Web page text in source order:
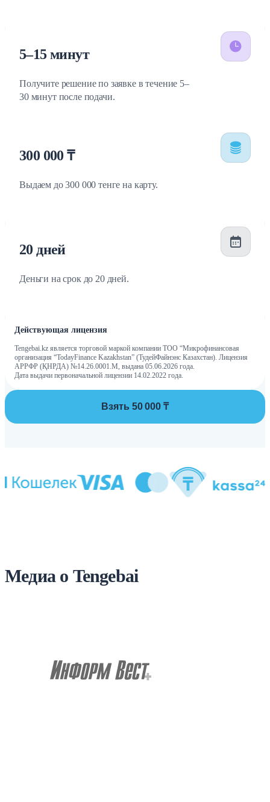
5–15 минут
Получите решение по заявке в течение 5–
30 минут после подачи.
300 000 ₸
Выдаем до 300 000 тенге на карту.
20 дней
Деньги на срок до 20 дней.
Действующая лицензия
Tengebai.kz является торговой маркой компании ТОО “Микрофинансовая
организация “TodayFinance Kazakhstan” (ТудейФайнэнс Казахстан). Лицензия
АРРФР (ҚНРДА) №14.26.0001.М, выдана 05.06.2026 года.
Дата выдачи первоначальной лицензии 14.02.2022 года.
Взять 50 000 ₸
Медиа о Tengebai